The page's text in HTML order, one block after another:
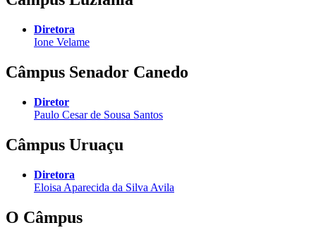
Diretora
Ione Velame
Câmpus Senador Canedo
Diretor
Paulo Cesar de Sousa Santos
Câmpus Uruaçu
Diretora
Eloisa Aparecida da Silva Avila
O Câmpus